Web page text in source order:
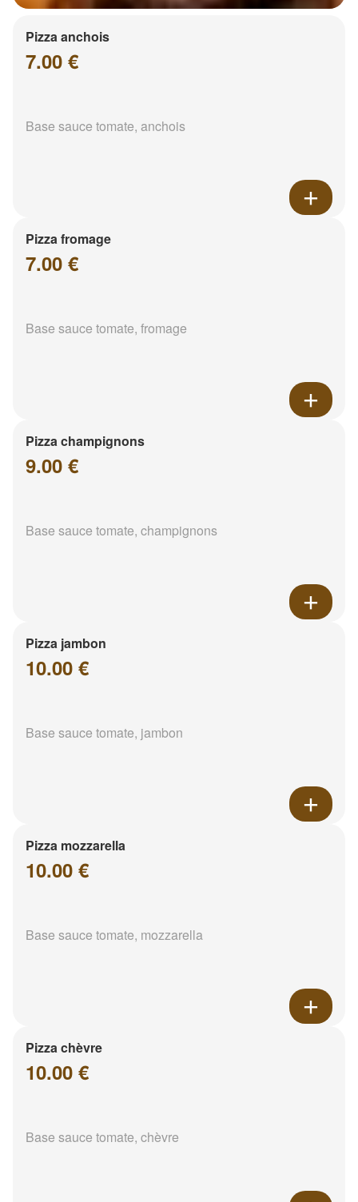
Pizza anchois
7.00 €
Base sauce tomate, anchois
Pizza fromage
7.00 €
Base sauce tomate, fromage
Pizza champignons
9.00 €
Base sauce tomate, champignons
Pizza jambon
10.00 €
Base sauce tomate, jambon
Pizza mozzarella
10.00 €
Base sauce tomate, mozzarella
Pizza chèvre
10.00 €
Base sauce tomate, chèvre